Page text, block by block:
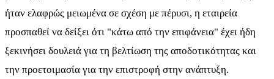
ήταν ελαφρώς μειωμένα σε σχέση με πέρυσι, η εταιρεία
προσπαθεί να δείξει ότι "κάτω από την επιφάνεια" έχει ήδη
ξεκινήσει δουλειά για τη βελτίωση της αποδοτικότητας και
την προετοιμασία για την επιστροφή στην ανάπτυξη.